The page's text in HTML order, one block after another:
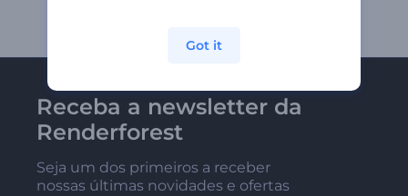
Receba a newsletter da
Renderforest
Seja um dos primeiros a receber
nossas últimas novidades e ofertas
Got it